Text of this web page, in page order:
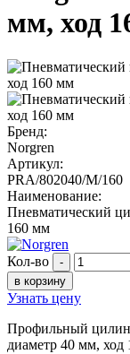
мм, ход
Бренд:
Norgren
Артикул:
PRA/802040/M/160
Наименование:
Пневматический
160 мм
Кол-во -
в корзину
Узнать цену
Профильный
диаметр 40 мм, ход